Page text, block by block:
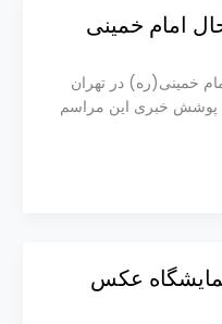
امام خمینی
خمینی(ره) در تهران
پوشش خبری این مراسم
عکس